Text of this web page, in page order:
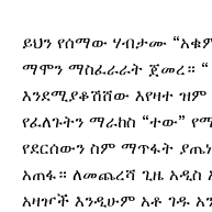
ይህን የሰማው ሃብታሙ
ማሞን ማስፈራራት ጀመረ። “
እንደሚያቆሽሸው እየዛተ ዝም
የፈለጉትን ማራከስ “ተው”
የደርሰውን ስም ማጥፋት
አጠፋ። ለመጨረሻ ጊዜ አዲስ
አዛዦች እንዲሁም አቶ ገዱ